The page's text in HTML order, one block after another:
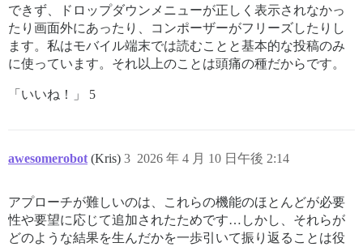
できず、ドロップダウンメニューが正しく表示されなかっ
たり画面外にあったり、コンポーザーがフリーズしたりし
ます。私はモバイル端末では読むことと基本的な投稿のみ
に使っています。それ以上のことは頭痛の種だからです。
「いいね！」 5
awesomerobot (Kris) 2026 年 4 月 10 日午後 2:14
3
アプローチが難しいのは、これらの機能のほとんどが必要
性や要望に応じて追加されたためです…しかし、それらが
どのような結果を生んだかを一歩引いて振り返ることは役